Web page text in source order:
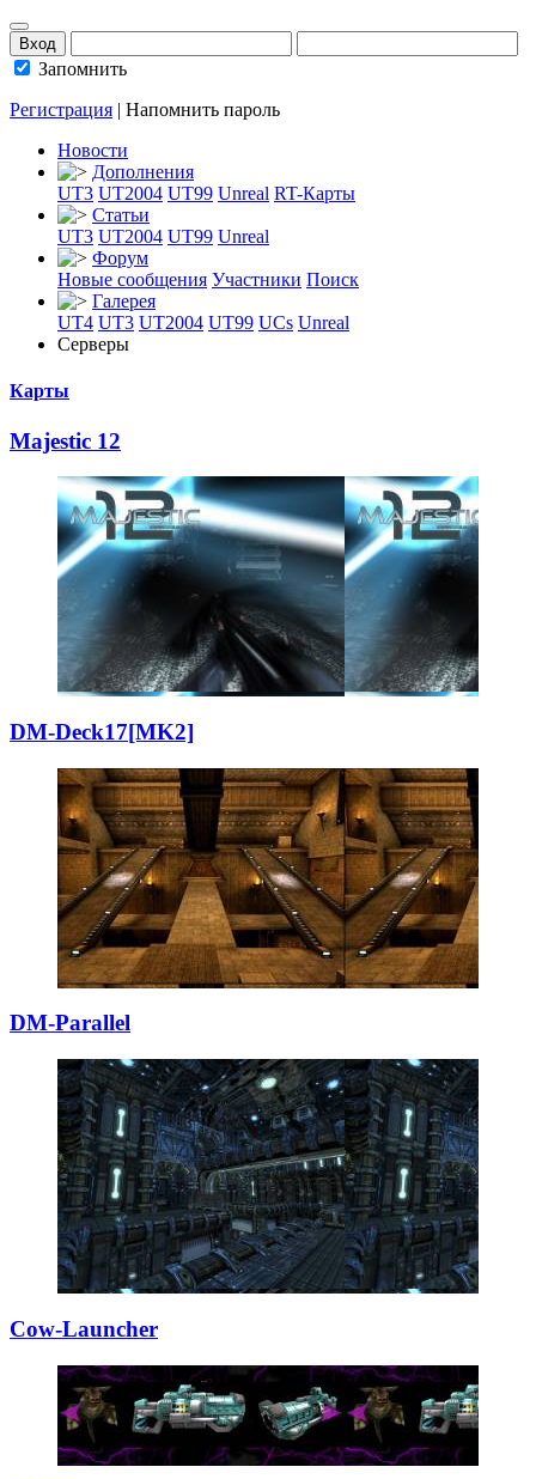
Запомнить
Регистрация | Напомнить пароль
Новости
Дополнения
UT3 UT2004 UT99 Unreal RT-Карты
Статьи
UT3 UT2004 UT99 Unreal
Форум
Новые сообщения Участники Поиск
Галерея
UT4 UT3 UT2004 UT99 UCs Unreal
Серверы
Карты
Majestic 12
DM-Deck17[MK2]
DM-Parallel
Cow-Launcher